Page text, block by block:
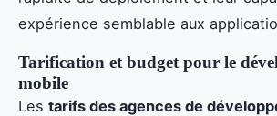
expérience semblable aux
Tarification et budget pour le
mobile
Les tarifs des agences de